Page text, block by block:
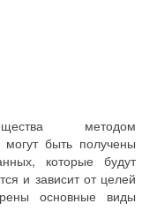
методом
могут быть получены
которые будут
и зависит от целей
основные виды